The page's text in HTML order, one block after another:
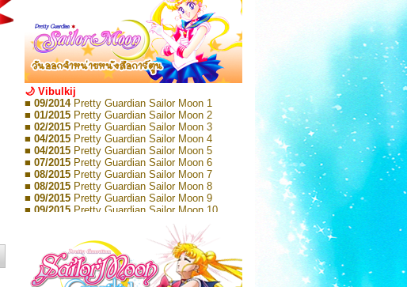
🌙 Vibulkij
■ 09/2014 Pretty Guardian Sailor Moon 1
■ 01/2015 Pretty Guardian Sailor Moon 2
■ 02/2015 Pretty Guardian Sailor Moon 3
■ 04/2015 Pretty Guardian Sailor Moon 4
■ 04/2015 Pretty Guardian Sailor Moon 5
■ 07/2015 Pretty Guardian Sailor Moon 6
■ 08/2015 Pretty Guardian Sailor Moon 7
■ 08/2015 Pretty Guardian Sailor Moon 8
■ 09/2015 Pretty Guardian Sailor Moon 9
■ 09/2015 Pretty Guardian Sailor Moon 10
Pretty Guardian Sailor Moon 11
Pretty Guardian Sailor Moon 12
Pretty Guardian Sailor Moon Short
Stories 1
■ 09/2018Pretty Guardian Sailor Moon Short
Stories 2